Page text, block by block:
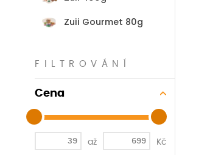
Zuii Gourmet 80g
FILTROVÁNÍ
Cena
až Kč